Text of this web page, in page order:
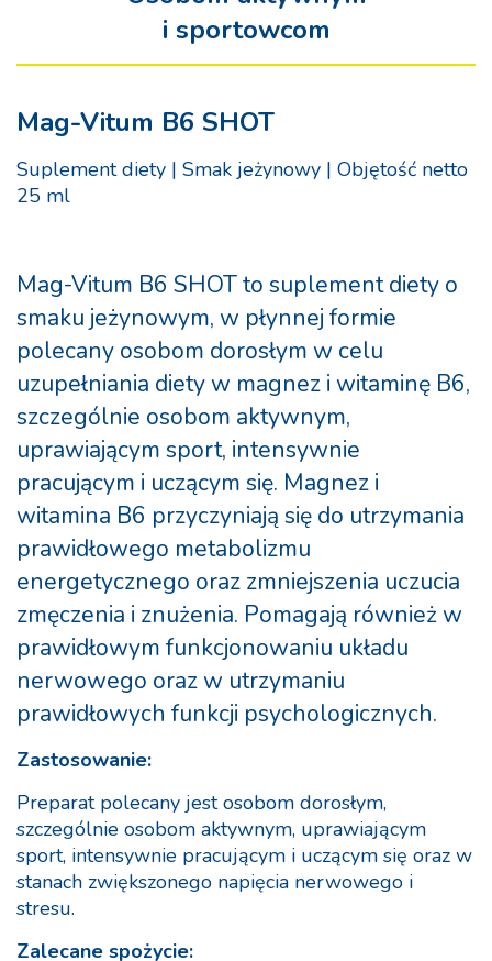
i sportowcom
Mag-Vitum B6 SHOT
Suplement diety | Smak jeżynowy | Objętość netto
25 ml
Mag-Vitum B6 SHOT to suplement diety o
smaku jeżynowym, w płynnej formie
polecany osobom dorosłym w celu
uzupełniania diety w magnez i witaminę B6,
szczególnie osobom aktywnym,
uprawiającym sport, intensywnie
pracującym i uczącym się. Magnez i
witamina B6 przyczyniają się do utrzymania
prawidłowego metabolizmu
energetycznego oraz zmniejszenia uczucia
zmęczenia i znużenia. Pomagają również w
prawidłowym funkcjonowaniu układu
nerwowego oraz w utrzymaniu
prawidłowych funkcji psychologicznych.
Zastosowanie:
Preparat polecany jest osobom dorosłym,
szczególnie osobom aktywnym, uprawiającym
sport, intensywnie pracującym i uczącym się oraz w
stanach zwiększonego napięcia nerwowego i
stresu.
Zalecane spożycie: